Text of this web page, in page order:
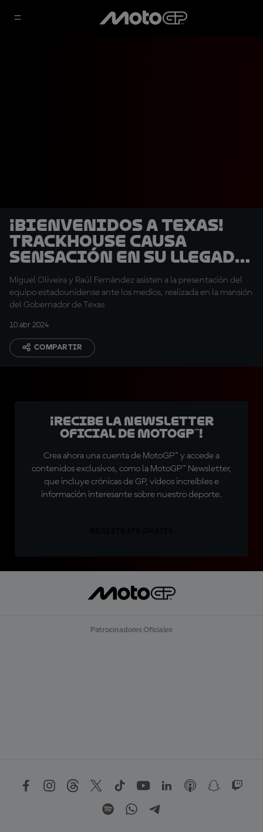
¡Bienvenidos a Texas!
Trackhouse causa
sensación en su llegada
a EE.UU.
Miguel Oliveira y Raúl Fernández asisten a la presentación del
equipo estadounidense ante los medios, realizada en la mansión
del Gobernador de Texas
10 abr 2024
COMPARTIR
¡Recibe la Newsletter
oficial de MotoGP™!
Crea ahora una cuenta de MotoGP™ y accede a
contenidos exclusivos, como la MotoGP™ Newsletter,
que incluye crónicas de GP, vídeos increíbles e
información interesante sobre nuestro deporte.
Patrocinadores Oficiales